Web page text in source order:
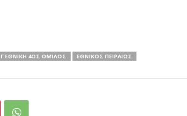
Γ ΕΘΝΙΚΗ 4ΟΣ ΟΜΙΛΟΣ
ΕΘΝΙΚΟΣ ΠΕΙΡΑΙΩΣ